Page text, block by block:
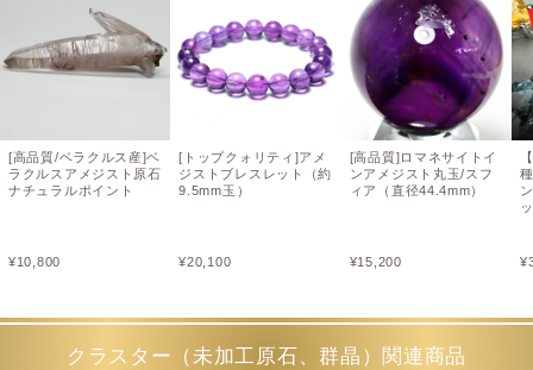
[高品質/ベラクルス産]ベ
ラクルスアメジスト原石
ナチュラルポイント
¥10,800
[トップクォリティ]アメ
ジストブレスレット（約
9.5mm玉）
¥20,100
[高品質]ロマネサイトイ
ンアメジスト丸玉/スフ
ィア（直径44.4mm）
¥15,200 ¥
クラスター（未加工原石、群晶）関連商品